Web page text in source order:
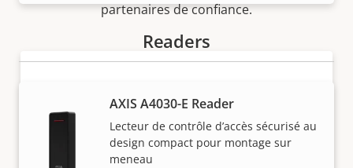
Readers
AXIS A4030-E Reader
Lecteur de contrôle d’accès sécurisé au
design compact pour montage sur
meneau
partenaires de confiance.